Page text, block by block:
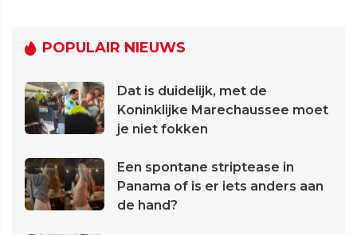
POPULAIR NIEUWS
Dat is duidelijk, met de
Koninklijke Marechaussee moet
je niet fokken
Een spontane striptease in
Panama of is er iets anders aan
de hand?